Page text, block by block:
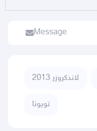
Message
لاندكروزر 2013
تويوتا